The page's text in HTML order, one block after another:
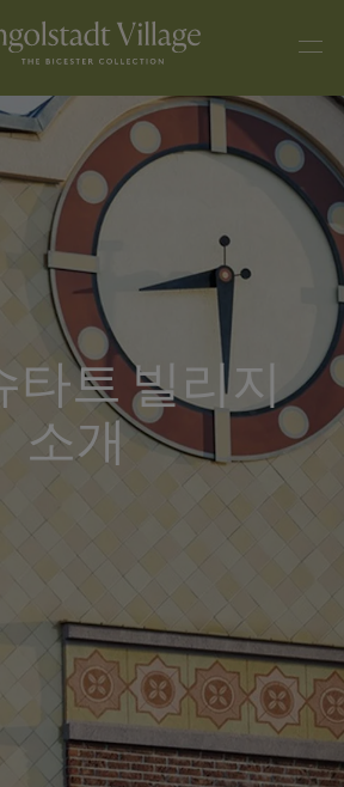
타트 빌리지
소개